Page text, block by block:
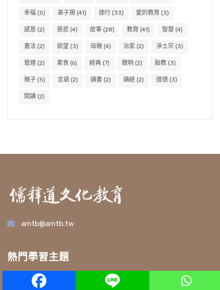
幸福 (5) 弟子規 (41) 德行 (33) 愛的教育 (3)
感恩 (2) 慈悲 (4) 故事 (28) 教育 (41) 智慧 (4)
書法 (2) 欲望 (3) 母親 (4) 治家 (2) 淨土宗 (3)
管理 (2) 素食 (6) 經典 (7) 聰明 (2) 胎教 (3)
親子 (5) 言語 (2) 讀書 (2) 讀經 (2) 道德 (3)
閱讀 (2)
amtb@amtb.tw
熱門學習主題
祖師行誼